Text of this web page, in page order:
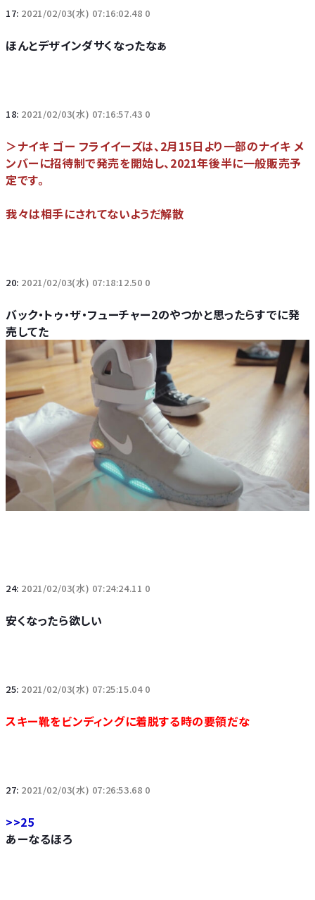
17: 2021/02/03(水) 07:16:02.48 0
ほんとデザインダサくなったなぁ
18: 2021/02/03(水) 07:16:57.43 0
＞ナイキ ゴー フライイーズは、2月15日より一部のナイキ メ
ンバーに招待制で発売を開始し、2021年後半に一般販売予
定です。
我々は相手にされてないようだ解散
20: 2021/02/03(水) 07:18:12.50 0
バック・トゥ・ザ・フューチャー2のやつかと思ったらすでに発
売してた
24: 2021/02/03(水) 07:24:24.11 0
安くなったら欲しい
25: 2021/02/03(水) 07:25:15.04 0
スキー靴をビンディングに着脱する時の要領だな
27: 2021/02/03(水) 07:26:53.68 0
>>25
あーなるほろ